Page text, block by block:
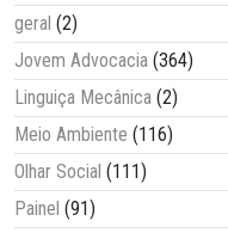
geral (2)
Jovem Advocacia (364)
Linguiça Mecânica (2)
Meio Ambiente (116)
Olhar Social (111)
Painel (91)